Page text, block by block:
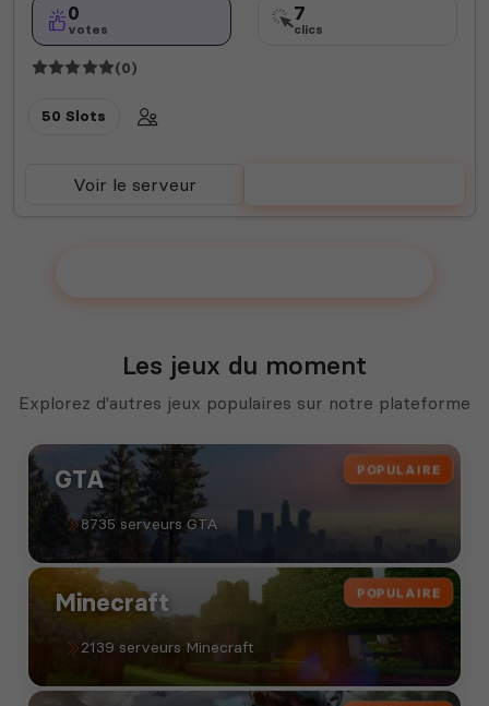
0
votes
7
clics
(0)
50 Slots
Voir le serveur
Les jeux du moment
Explorez d'autres jeux populaires sur notre plateforme
POPULAIRE
GTA
8735 serveurs GTA
POPULAIRE
Minecraft
2139 serveurs Minecraft